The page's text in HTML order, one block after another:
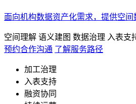
面向机构数据资产化需求，提供空
空间理解 语义建图 数据治理 入表支
预约合作沟通 了解服务路径
加工治理
入表支持
融资协同